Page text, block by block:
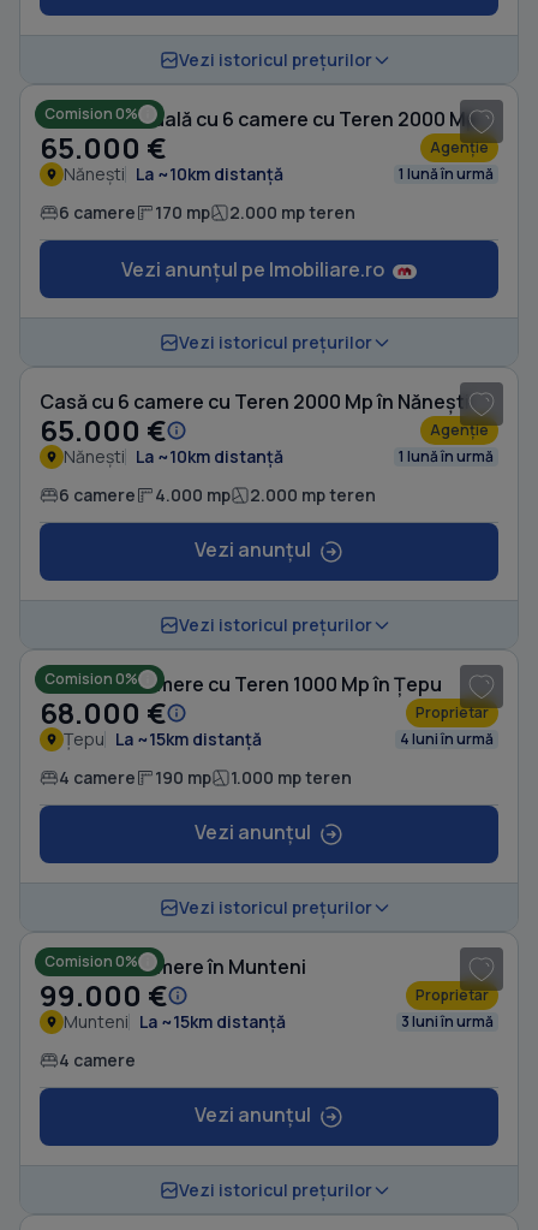
Vezi istoricul prețurilor
Comision 0% Casă individuală cu 6 camere cu Teren 2000 Mp în Nănești
65.000 € Agenție
Nănești La ~10km distanță 1 lună în urmă
6 camere 170 mp 2.000 mp teren
Vezi anunțul pe Imobiliare.ro
Vezi istoricul prețurilor
Casă cu 6 camere cu Teren 2000 Mp în Nănești
65.000 € Agenție
Nănești La ~10km distanță 1 lună în urmă
6 camere 4.000 mp 2.000 mp teren
Vezi anunțul
Vezi istoricul prețurilor
Comision 0%
Casă cu 4 camere cu Teren 1000 Mp în Țepu
68.000 € Proprietar
Țepu La ~15km distanță 4 luni în urmă
4 camere 190 mp 1.000 mp teren
Vezi anunțul
Vezi istoricul prețurilor
Comision 0%
Casă cu 4 camere în Munteni
99.000 € Proprietar
Munteni La ~15km distanță 3 luni în urmă
4 camere
Vezi anunțul
Vezi istoricul prețurilor